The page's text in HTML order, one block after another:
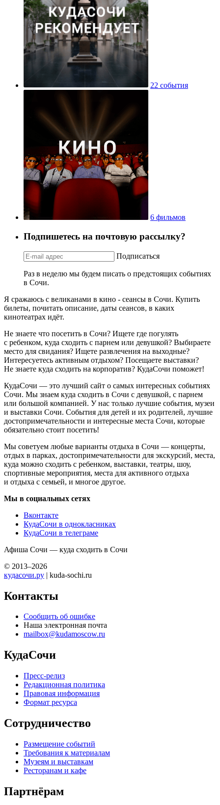
22 события
6 фильмов
Подпишетесь на почтовую рассылку?
Подписаться
Раз в неделю мы будем писать о предстоящих событиях
в Сочи.
Я сражаюсь с великанами в кино - сеансы в Сочи. Купить
билеты, почитать описание, даты сеансов, в каких
кинотеатрах идёт.
Не знаете что посетить в Сочи? Ищете где погулять
с ребенком, куда сходить с парнем или девушкой? Выбираете
место для свидания? Ищете развлечения на выходные?
Интересуетесь активным отдыхом? Посещаете выставки?
Не знаете куда сходить на корпоратив? КудаСочи поможет!
КудаСочи — это лучший сайт о самых интересных событиях
Сочи. Мы знаем куда сходить в Сочи с девушкой, с парнем
или большой компанией. У нас только лучшие события, музеи
и выставки Сочи. События для детей и их родителей, лучшие
достопримечательности и интересные места Сочи, которые
обязательно стоит посетить!
Мы советуем любые варианты отдыха в Сочи — концерты,
отдых в парках, достопримечательности для экскурсий, места,
куда можно сходить с ребенком, выставки, театры, шоу,
спортивные мероприятия, места для активного отдыха
и отдыха с семьей, и многое другое.
Мы в социальных сетях
Вконтакте
КудаСочи в однокласниках
КудаСочи в телеграме
Афиша Сочи — куда сходить в Сочи
© 2013–2026
кудасочи.ру | kuda-sochi.ru
Контакты
Сообщить об ошибке
Наша электронная почта
mailbox@kudamoscow.ru
КудаСочи
Пресс-релиз
Редакционная политика
Правовая информация
Формат ресурса
Сотрудничество
Размещение событий
Требования к материалам
Музеям и выставкам
Ресторанам и кафе
Партнёрам